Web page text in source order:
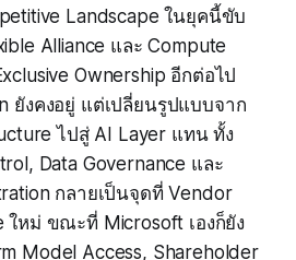
Landscape ในยุคนี้ขับ
Alliance และ Compute
Ownership อีกต่อไป
ยังคงอยู่ แต่เปลี่ยนรูปแบบจาก
ไปสู่ AI Layer แทน ทั้ง
Data Governance และ
กลายเป็นจุดที่ Vendor
ใหม่ ขณะที่ Microsoft เองก็ยัง
Model Access, Shareholder